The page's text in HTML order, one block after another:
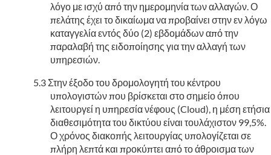
λόγο με ισχύ από την ημερομηνία των αλλαγών. Ο
πελάτης έχει το δικαίωμα να προβαίνει στην εν λόγω
καταγγελία εντός δύο (2) εβδομάδων από την
παραλαβή της ειδοποίησης για την αλλαγή των
υπηρεσιών.
Στην έξοδο του δρομολογητή του κέντρου
υπολογιστών που βρίσκεται στο σημείο όπου
λειτουργεί η υπηρεσία νέφους (Cloud), η μέση ετήσια
διαθεσιμότητα του δικτύου είναι τουλάχιστον 99,5%.
Ο χρόνος διακοπής λειτουργίας υπολογίζεται σε
πλήρη λεπτά και προκύπτει από το άθροισμα των